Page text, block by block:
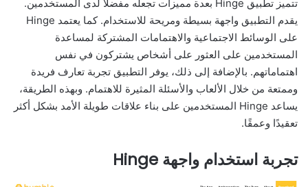
تتميز تطبيق Hinge بعدة مميزات تجعله مفضلًا لدى المستخدمين.
يقدم التطبيق واجهة بسيطة ومريحة للاستخدام. كما يعتمد Hinge
على الوسائط الاجتماعية والاهتمامات المشتركة لمساعدة
المستخدمين على العثور على أشخاص يشتركون في نفس
اهتماماتهم. بالإضافة إلى ذلك، يوفر التطبيق تجربة تعارف فريدة
وممتعة من خلال الألعاب والأسئلة المثيرة للاهتمام. وبهذه الطريقة،
يساعد Hinge المستخدمين على بناء علاقات طويلة الأمد بشكل أكثر
تعقيدًا وعمقًا.
تجربة استخدام واجهة Hinge